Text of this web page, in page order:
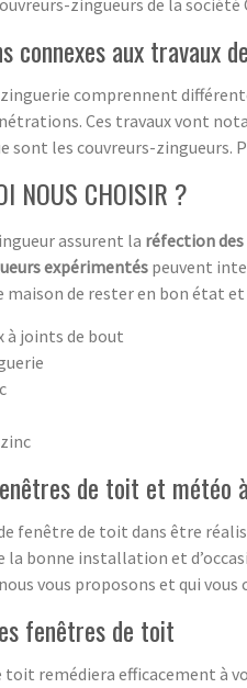
zingueurs de la
connexes aux travaux
comprennent
Ces travaux vont
sont les couvreurs-zingueurs.
NOUS CHOISIR ?
assurent la réfection
expérimentéspeuvent
de rester en bon état
à joints de bout
de toit et météo
fenêtre de toit dans être
bonne installation et
vous proposons et qui
fenêtres de toit
toit remédiera efficacement à